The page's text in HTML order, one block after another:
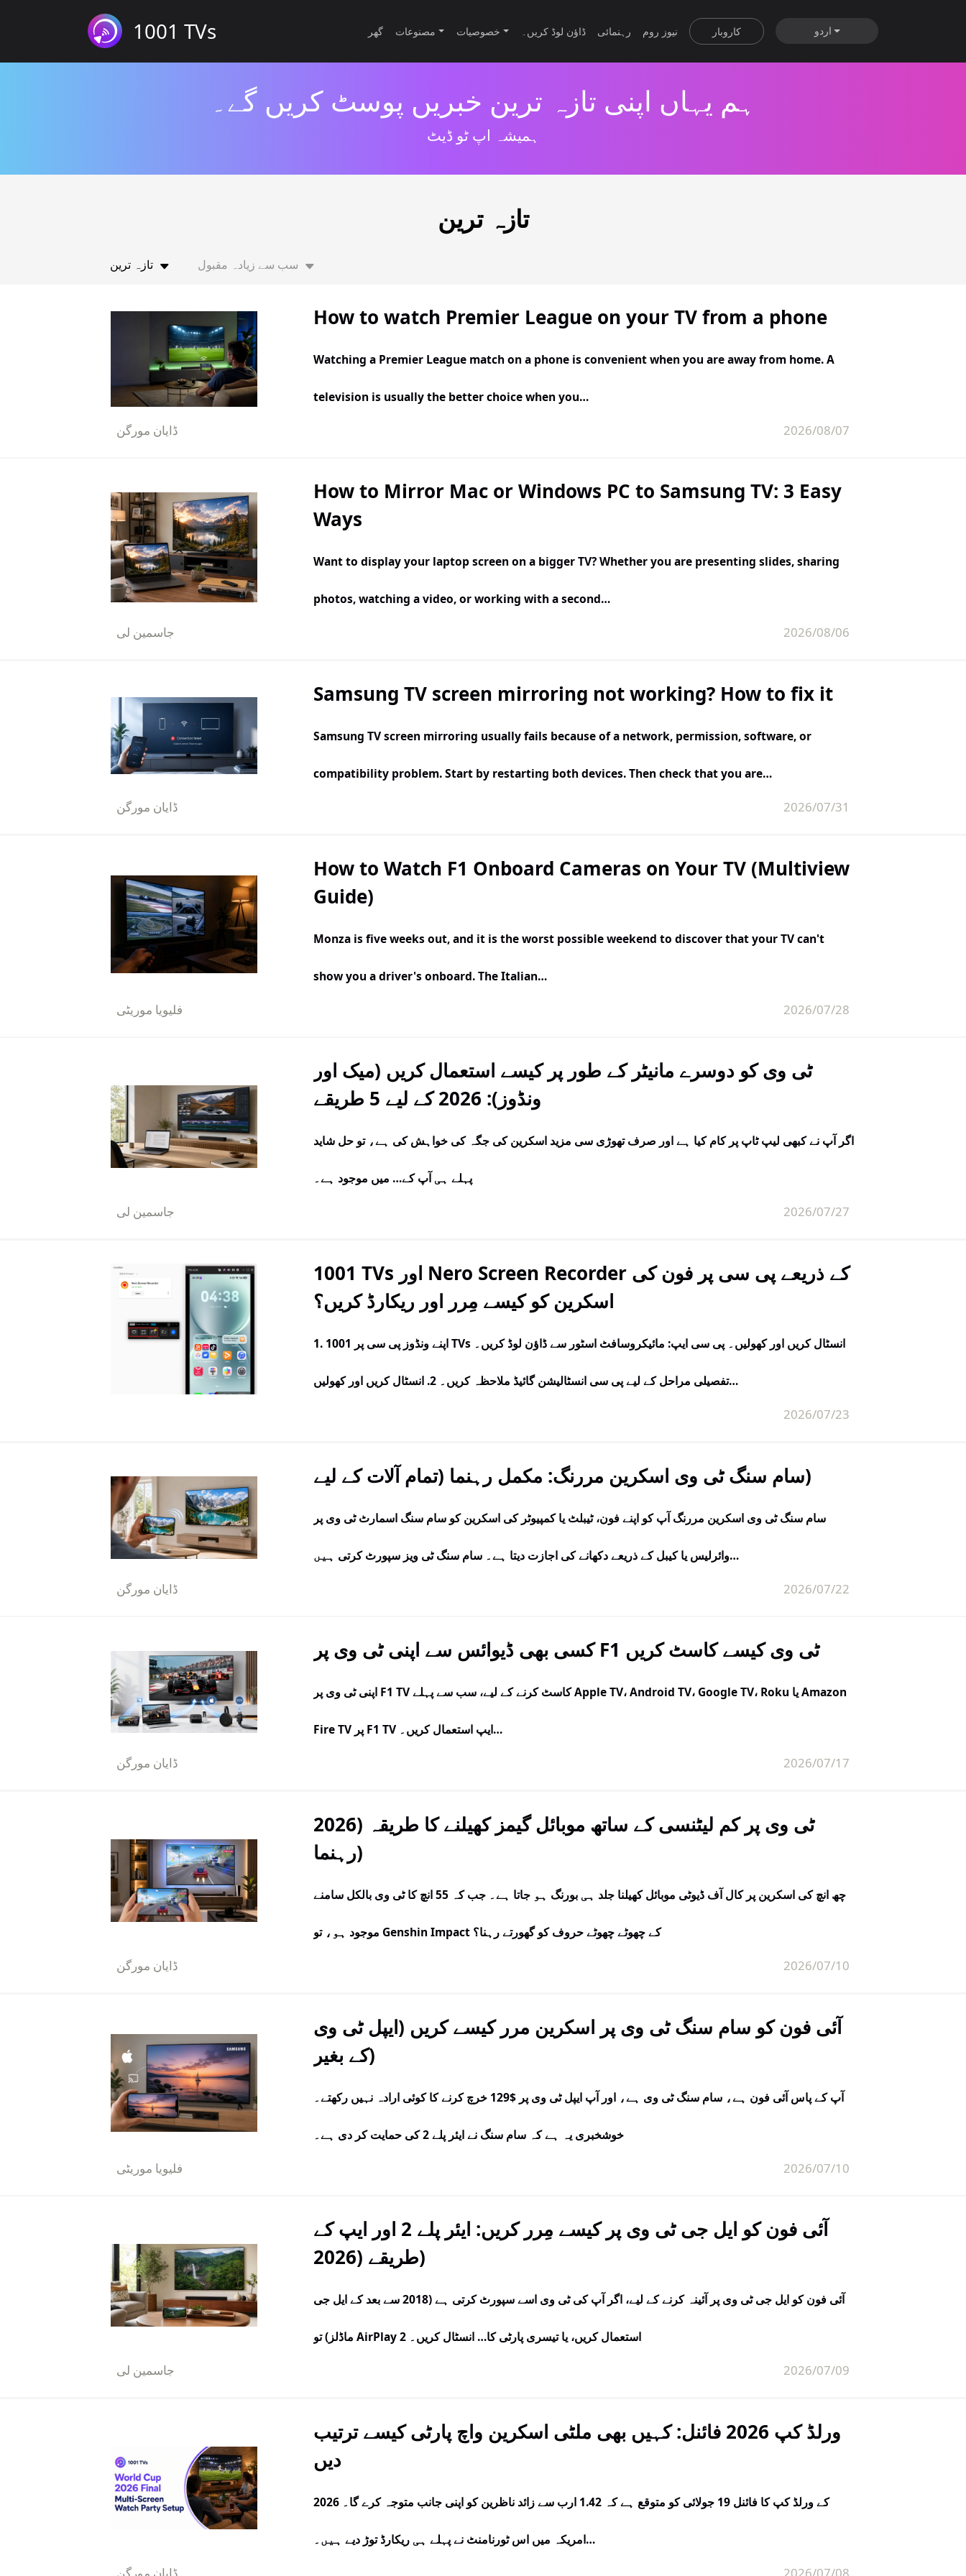
1001 TVs گھر مصنوعات خصوصیات ڈاؤن لوڈ کریں۔ رہنمائی نیوز روم کاروبار اردو
ہم یہاں اپنی تازہ ترین خبریں پوسٹ کریں گے۔
ہمیشہ اپ ٹو ڈیٹ
تازہ ترین
تازہ ترین سب سے زیادہ مقبول
How to watch Premier League on your TV from a phone
Watching a Premier League match on a phone is convenient when you are away from home. A
television is usually the better choice when you…
ڈایان مورگن 2026/08/07
How to Mirror Mac or Windows PC to Samsung TV: 3 Easy
Ways
Want to display your laptop screen on a bigger TV? Whether you are presenting slides, sharing
photos, watching a video, or working with a second…
جاسمین لی 2026/08/06
Samsung TV screen mirroring not working? How to fix it
Samsung TV screen mirroring usually fails because of a network, permission, software, or
compatibility problem. Start by restarting both devices. Then check that you are…
ڈایان مورگن 2026/07/31
How to Watch F1 Onboard Cameras on Your TV (Multiview
Guide)
Monza is five weeks out, and it is the worst possible weekend to discover that your TV can't
show you a driver's onboard. The Italian…
فلیویا موریٹی 2026/07/28
ٹی وی کو دوسرے مانیٹر کے طور پر کیسے استعمال کریں (میک اور
ونڈوز): 2026 کے لیے 5 طریقے
اگر آپ نے کبھی لیپ ٹاپ پر کام کیا ہے اور صرف تھوڑی سی مزید اسکرین کی جگہ کی خواہش کی ہے، تو حل شاید
پہلے ہی آپ کے… میں موجود ہے۔
جاسمین لی 2026/07/27
1001 TVs اور Nero Screen Recorder کے ذریعے پی سی پر فون کی
اسکرین کو کیسے مِرر اور ریکارڈ کریں؟
1. اپنے ونڈوز پی سی پر 1001 TVs انسٹال کریں اور کھولیں۔ پی سی ایپ: مائیکروسافٹ اسٹور سے ڈاؤن لوڈ کریں۔
تفصیلی مراحل کے لیے پی سی انسٹالیشن گائیڈ ملاحظہ کریں۔ 2. انسٹال کریں اور کھولیں…
2026/07/23
سام سنگ ٹی وی اسکرین مررنگ: مکمل رہنما (تمام آلات کے لیے)
سام سنگ ٹی وی اسکرین مررنگ آپ کو اپنے فون، ٹیبلٹ یا کمپیوٹر کی اسکرین کو سام سنگ اسمارٹ ٹی وی پر
وائرلیس یا کیبل کے ذریعے دکھانے کی اجازت دیتا ہے۔ سام سنگ ٹی ویز سپورٹ کرتی ہیں…
ڈایان مورگن 2026/07/22
کسی بھی ڈیوائس سے اپنی ٹی وی پر F1 ٹی وی کیسے کاسٹ کریں
اپنی ٹی وی پر F1 TV کاسٹ کرنے کے لیے، سب سے پہلے Apple TV، Android TV، Google TV، Roku یا Amazon
Fire TV پر F1 TV ایپ استعمال کریں۔…
ڈایان مورگن 2026/07/17
ٹی وی پر کم لیٹنسی کے ساتھ موبائل گیمز کھیلنے کا طریقہ (2026
رہنما)
چھ انچ کی اسکرین پر کال آف ڈیوٹی موبائل کھیلنا جلد ہی بورنگ ہو جاتا ہے۔ جب کہ 55 انچ کا ٹی وی بالکل سامنے
موجود ہو، تو Genshin Impact کے چھوٹے چھوٹے حروف کو گھورتے رہنا؟
ڈایان مورگن 2026/07/10
آئی فون کو سام سنگ ٹی وی پر اسکرین مرر کیسے کریں (ایپل ٹی وی
کے بغیر)
آپ کے پاس آئی فون ہے، سام سنگ ٹی وی ہے، اور آپ ایپل ٹی وی پر $129 خرچ کرنے کا کوئی ارادہ نہیں رکھتے۔
خوشخبری یہ ہے کہ سام سنگ نے ایئر پلے 2 کی حمایت کر دی ہے۔
فلیویا موریٹی 2026/07/10
آئی فون کو ایل جی ٹی وی پر کیسے مِرر کریں: ایئر پلے 2 اور ایپ کے
طریقے (2026)
آئی فون کو ایل جی ٹی وی پر آئینہ کرنے کے لیے، اگر آپ کی ٹی وی اسے سپورٹ کرتی ہے (2018 سے بعد کے ایل جی
ماڈلز) تو AirPlay 2 استعمال کریں، یا تیسری پارٹی کا… انسٹال کریں۔
جاسمین لی 2026/07/09
ورلڈ کپ 2026 فائنل: کہیں بھی ملٹی اسکرین واچ پارٹی کیسے ترتیب
دیں
2026 کے ورلڈ کپ کا فائنل 19 جولائی کو متوقع ہے کہ 1.42 ارب سے زائد ناظرین کو اپنی جانب متوجہ کرے گا۔
امریکہ میں اس ٹورنامنٹ نے پہلے ہی ریکارڈ توڑ دیے ہیں۔…